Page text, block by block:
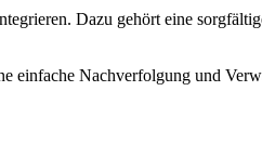
Dazu gehört eine
einfache Nachverfolgung und